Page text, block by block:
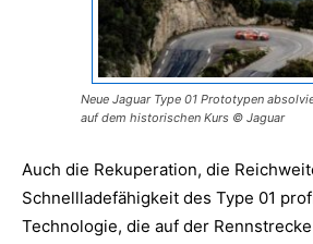
Neue Jaguar Type 01 Prototypen
auf dem historischen Kurs © Jaguar
Auch die Rekuperation, die
Schnellladefähigkeit des Type 01
Technologie, die auf der